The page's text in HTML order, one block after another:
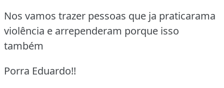
Nos vamos trazer pessoas que ja praticarama
violência e arrependeram porque isso
também
Porra Eduardo!!